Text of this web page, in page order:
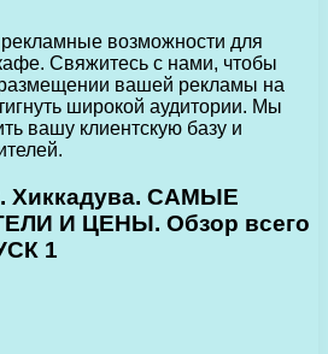
возможности для
Свяжитесь с нами, чтобы
вашей рекламы на
широкой аудитории. Мы
вашу клиентскую базу и
Хиккадува. САМЫЕ
И ЦЕНЫ. Обзор всего
1